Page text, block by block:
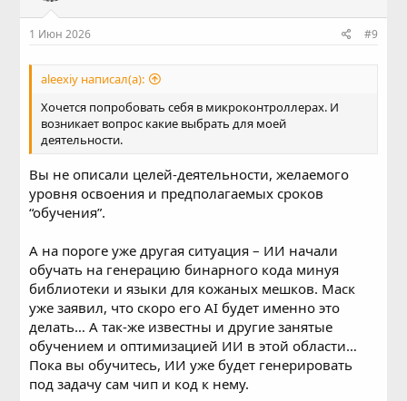
1 Июн 2026 #9
aleexiy написал(а):
Хочется попробовать себя в микроконтроллерах. И
возникает вопрос какие выбрать для моей
деятельности.
Вы не описали целей-деятельности, желаемого
уровня освоения и предполагаемых сроков
“обучения”.
А на пороге уже другая ситуация – ИИ начали
обучать на генерацию бинарного кода минуя
библиотеки и языки для кожаных мешков. Маск
уже заявил, что скоро его AI будет именно это
делать… А так-же известны и другие занятые
обучением и оптимизацией ИИ в этой области…
Пока вы обучитесь, ИИ уже будет генерировать
под задачу сам чип и код к нему.